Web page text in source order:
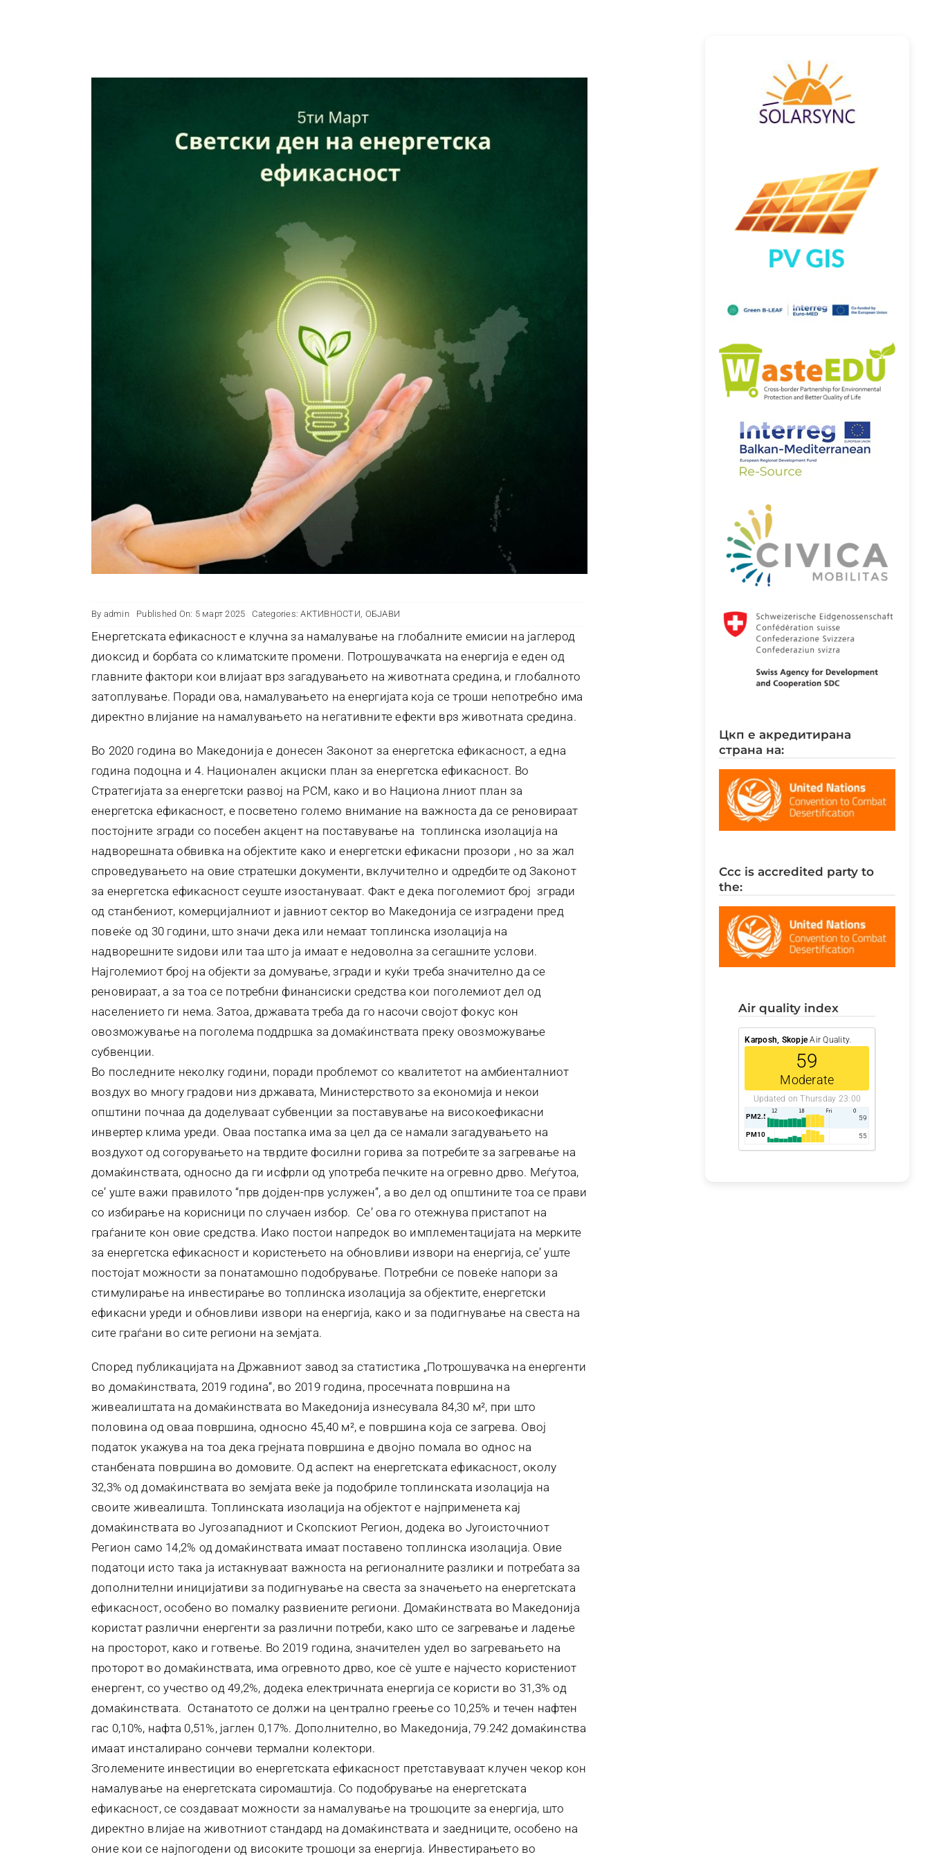
By admin Published On: 5 март 2025 Categories:АКТИВНОСТИ, ОБЈАВИ
Енергетската ефикасност е клучна за намалување на глобалните емисии на јаглерод
диоксид и борбата со климатските промени. Потрошувачката на енергија е еден од
главните фактори кои влијаат врз загадувањето на животната средина, и глобалното
затоплување. Поради ова, намалувањето на енергијата која се троши непотребно има
директно влијание на намалувањето на негативните ефекти врз животната средина.
Во 2020 година во Македонија е донесен Законот за енергетска ефикасност, а една
година подоцна и 4. Национален акциски план за енергетска ефикасност. Во
Стратегијата за енергетски развој на РСМ, како и во Национа лниот план за
енергетска ефикасност, е посветено големо внимание на важноста да се реновираат
постојните згради со посебен акцент на поставување на топлинска изолација на
надворешната обвивка на објектите како и енергетски ефикасни прозори , но за жал
спроведувањето на овие стратешки документи, вклучително и одредбите од Законот
за енергетска ефикасност сеуште изостануваат. Факт е дека поголемиот број згради
од станбениот, комерцијалниот и јавниот сектор во Македонија се изградени пред
повеќе од 30 години, што значи дека или немаат топлинска изолација на
надворешните ѕидови или таа што ја имаат е недоволна за сегашните услови.
Најголемиот број на објекти за домување, згради и куќи треба значително да се
реновираат, а за тоа се потребни финансиски средства кои поголемиот дел од
населението ги нема. Затоа, државата треба да го насочи својот фокус кон
овозможување на поголема поддршка за домаќинствата преку овозможување
субвенции.
Во последните неколку години, поради проблемот со квалитетот на амбиенталниот
воздух во многу градови низ државата, Министерството за економија и некои
општини почнаа да доделуваат субвенции за поставување на високоефикасни
инвертер клима уреди. Оваа постапка има за цел да се намали загадувањето на
воздухот од согорувањето на тврдите фосилни горива за потребите за загревање на
домаќинствата, односно да ги исфрли од употреба печките на огревно дрво. Меѓутоа,
се’ уште важи правилото “прв дојден-прв услужен”, а во дел од општините тоа се прави
со избирање на корисници по случаен избор. Се’ ова го отежнува пристапот на
граѓаните кон овие средства. Иако постои напредок во имплементацијата на мерките
за енергетска ефикасност и користењето на обновливи извори на енергија, се’ уште
постојат можности за понатамошно подобрување. Потребни се повеќе напори за
стимулирање на инвестирање во топлинска изолација за објектите, енергетски
ефикасни уреди и обновливи извори на енергија, како и за подигнување на свеста на
сите граѓани во сите региони на земјата.
Според публикацијата на Државниот завод за статистика „Потрошувачка на енергенти
во домаќинствата, 2019 година“, во 2019 година, просечната површина на
живеалиштата на домаќинствата во Македонија изнесувала 84,30 м², при што
половина од оваа површина, односно 45,40 м², е површина која се загрева. Овој
податок укажува на тоа дека грејната површина е двојно помала во однос на
станбената површина во домовите. Од аспект на енергетската ефикасност, околу
32,3% од домаќинствата во земјата веќе ја подобриле топлинската изолација на
своите живеалишта. Топлинската изолација на објектот е најприменета кај
домаќинствата во Југозападниот и Скопскиот Регион, додека во Југоисточниот
Регион само 14,2% од домаќинствата имаат поставено топлинска изолација. Овие
податоци исто така ја истакнуваат важноста на регионалните разлики и потребата за
дополнителни иницијативи за подигнување на свеста за значењето на енергетската
ефикасност, особено во помалку развиените региони. Домаќинствата во Македонија
користат различни енергенти за различни потреби, како што се загревање и ладење
на просторот, како и готвење. Во 2019 година, значителен удел во загревањето на
проторот во домаќинствата, има огревното дрво, кое сѐ уште е најчесто користениот
енергент, со учество од 49,2%, додека електричната енергија се користи во 31,3% од
домаќинствата. Останатото се должи на централно греење со 10,25% и течен нафтен
гас 0,10%, нафта 0,51%, јаглен 0,17%. Дополнително, во Македонија, 79.242 домаќинства
имаат инсталирано сончеви термални колектори.
Зголемените инвестиции во енергетската ефикасност претставуваат клучен чекор кон
намалување на енергетската сиромаштија. Со подобрување на енергетската
ефикасност, се создаваат можности за намалување на трошоците за енергија, што
директно влијае на животниот стандард на домаќинствата и заедниците, особено на
оние кои се најпогодени од високите трошоци за енергија. Инвестирањето во
цкп е акредитирана
страна на:
ccc is accredited party to
the:
air quality index
Karposh, SkopjeAir Quality.
59
Moderate
Updated on Thursday 23:00
PM2.5AQI 59
PM10 AQI 55